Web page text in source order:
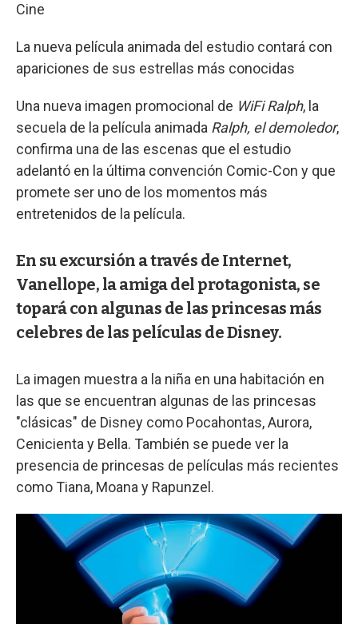
Cine
La nueva película animada del estudio contará con
apariciones de sus estrellas más conocidas
Una nueva imagen promocional de WiFi Ralph, la
secuela de la película animada Ralph, el demoledor,
confirma una de las escenas que el estudio
adelantó en la última convención Comic-Con y que
promete ser uno de los momentos más
entretenidos de la película.
En su excursión a través de Internet,
Vanellope, la amiga del protagonista, se
topará con algunas de las princesas más
celebres de las películas de Disney.
La imagen muestra a la niña en una habitación en
las que se encuentran algunas de las princesas
"clásicas" de Disney como Pocahontas, Aurora,
Cenicienta y Bella. También se puede ver la
presencia de princesas de películas más recientes
como Tiana, Moana y Rapunzel.